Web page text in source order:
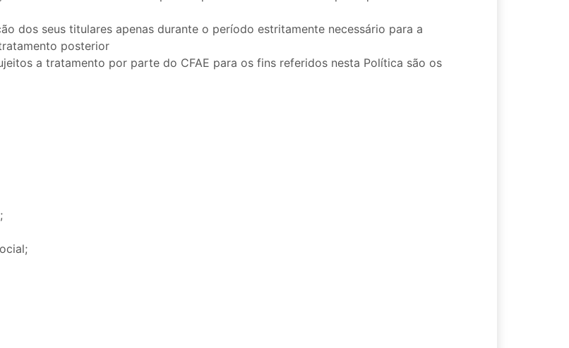
dos seus titulares apenas durante o período estritamente necessário para a
posterior
a tratamento por parte do CFAE para os fins referidos nesta Política são os